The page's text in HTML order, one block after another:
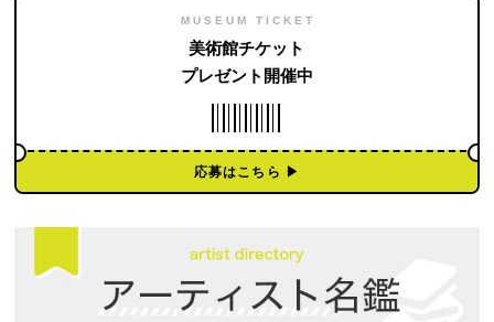
MUSEUM TICKET
美術館チケット
プレゼント開催中
応募はこちら ▶︎